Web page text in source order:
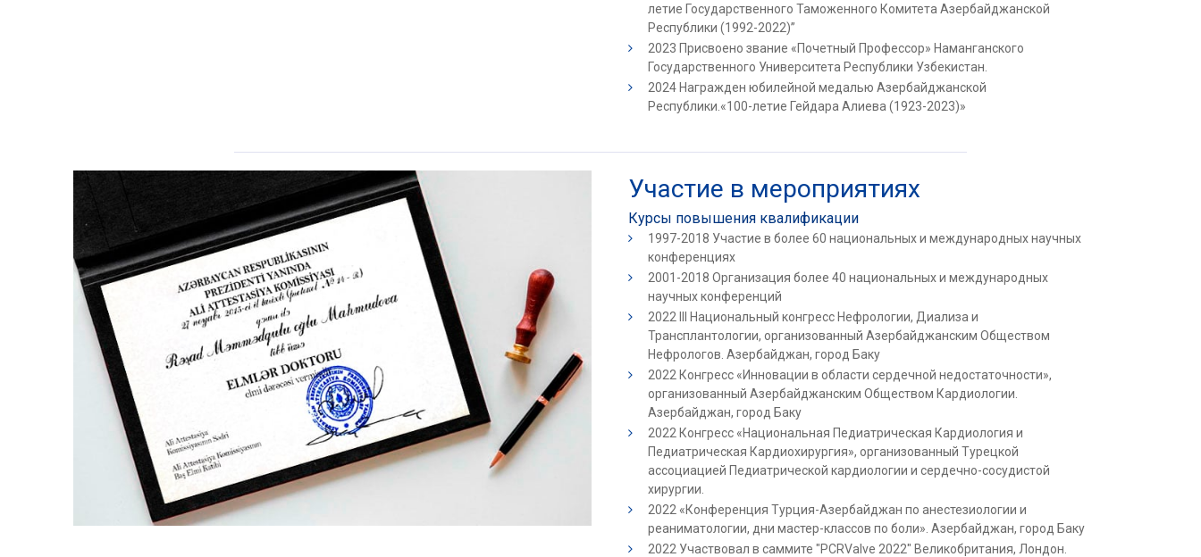
летие Государственного Таможенного Комитета Азербайджанской
Республики (1992-2022)”
2023 Присвоено звание «Почетный Профессор» Наманганского
Государственного Университета Республики Узбекистан.
2024 Награжден юбилейной медалью Азербайджанской
Республики. «100-летие Гейдара Алиева (1923-2023)»
Участие в мероприятиях
Курсы повышения квалификации
1997-2018 Участие в более 60 национальных и международных научных
конференциях
2001-2018 Организация более 40 национальных и международных
научных конференций
2022 III Национальный конгресс Нефрологии, Диализа и
Трансплантологии, организованный Азербайджанским Обществом
Нефрологов. Азербайджан, город Баку
2022 Конгресс «Инновации в области сердечной недостаточности»,
организованный Азербайджанским Обществом Кардиологии.
Азербайджан, город Баку
2022 Конгресс «Национальная Педиатрическая Кардиология и
Педиатрическая Кардиохирургия», организованный Турецкой
ассоциацией Педиатрической кардиологии и сердечно-сосудистой
хирургии.
2022 «Конференция Турция-Азербайджан по анестезиологии и
реаниматологии, дни мастер-классов по боли». Азербайджан, город Баку
2022 Участвовал в саммите "PCRValve 2022" Великобритания, Лондон.